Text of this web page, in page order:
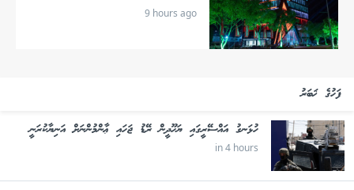
9 hours ago
ފަހުގެ ޚަބަރު
ހުޅަނގު އައްސޭރީގައި ޔަހޫދީން ރޭޑު ޖަހައި ޢާންމުންނަށް އަނިޔާކުރަނީ
in 4 hours